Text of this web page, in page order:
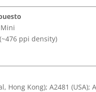
ppi density)
Hong Kong); A2481 (USA);